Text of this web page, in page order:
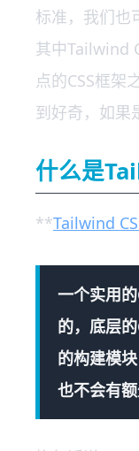
标准，我们也
其中Tailwind
点的CSS框架
到好奇，如果
什么是
**Tailwind
一个实用
的，底层
的构建模
也不会有